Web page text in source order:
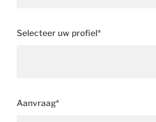
Selecteer uw profiel*
Aanvraag*